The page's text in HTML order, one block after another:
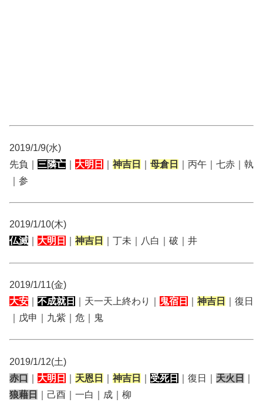
2019/1/9(水)
先負｜ 三隣亡 大明日 神吉日 母倉日
｜丙午｜七赤｜執
｜参
2019/1/10(木)
仏滅
大明日 神吉日 ｜丁未｜八白｜破｜井
2019/1/11(金)
大安
不成就日 ｜天一天上終わり｜ 鬼宿日 神吉日
｜復日
｜戊申｜九紫｜危｜鬼
2019/1/12(土)
赤口
大明日 天恩日 神吉日 受死日 ｜復日｜ 天火日
狼藉日
｜己酉｜一白｜成｜柳